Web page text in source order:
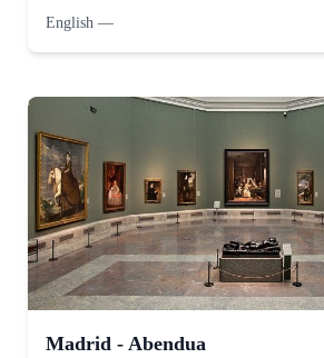
English —
Madrid - Abendua